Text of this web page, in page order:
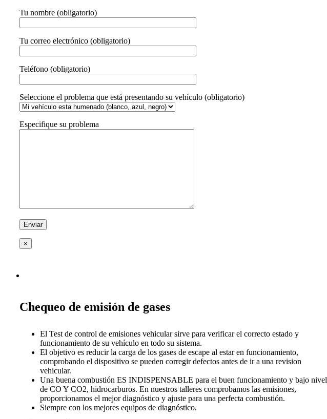
Tu nombre (obligatorio)
Tu correo electrónico (obligatorio)
Teléfono (obligatorio)
Seleccione el problema que está presentando su vehículo (obligatorio)
Especifique su problema
×
Chequeo de emisión de gases
El Test de control de emisiones vehicular sirve para verificar el correcto estado y
funcionamiento de su vehículo en todo su sistema.
El objetivo es reducir la carga de los gases de escape al estar en funcionamiento,
comprobando el dispositivo se pueden corregir defectos antes de ir a una revision
vehicular.
Una buena combustión ES INDISPENSABLE para el buen funcionamiento y bajo nivel
de CO Y CO2, hidrocarburos. En nuestros talleres comprobamos las emisiones,
proporcionamos el mejor diagnóstico y ajuste para una perfecta combustión.
Siempre con los mejores equipos de diagnóstico.